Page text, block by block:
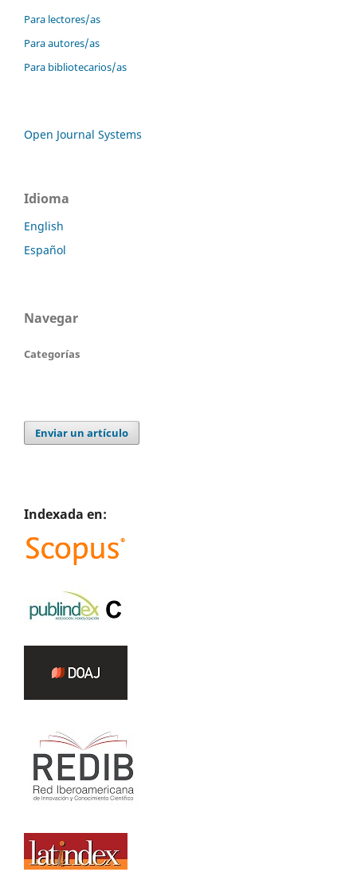
Para lectores/as
Para autores/as
Para bibliotecarios/as
Open Journal Systems
Idioma
English
Español
Navegar
Categorías
Enviar un artículo
Indexada en: